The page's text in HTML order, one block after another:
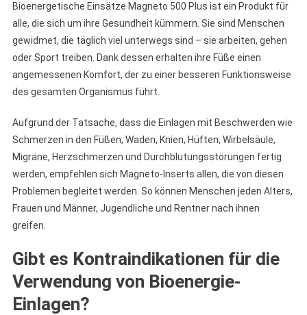
Bioenergetische Einsätze Magneto 500 Plus ist ein Produkt für
alle, die sich um ihre Gesundheit kümmern. Sie sind Menschen
gewidmet, die täglich viel unterwegs sind – sie arbeiten, gehen
oder Sport treiben. Dank dessen erhalten ihre Füße einen
angemessenen Komfort, der zu einer besseren Funktionsweise
des gesamten Organismus führt.
Aufgrund der Tatsache, dass die Einlagen mit Beschwerden wie
Schmerzen in den Füßen, Waden, Knien, Hüften, Wirbelsäule,
Migräne, Herzschmerzen und Durchblutungsstörungen fertig
werden, empfehlen sich Magneto-Inserts allen, die von diesen
Problemen begleitet werden. So können Menschen jeden Alters,
Frauen und Männer, Jugendliche und Rentner nach ihnen
greifen.
Gibt es Kontraindikationen für die
Verwendung von Bioenergie-
Einlagen?